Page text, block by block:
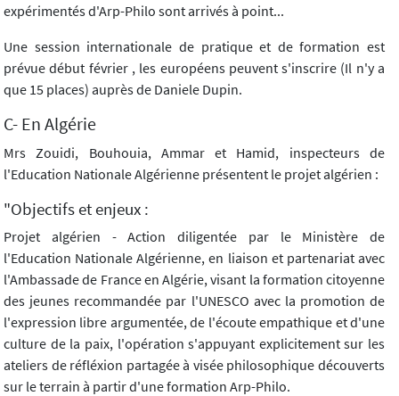
expérimentés d'Arp-Philo sont arrivés à point...
Une session internationale de pratique et de formation est
prévue début février , les européens peuvent s'inscrire (Il n'y a
que 15 places) auprès de Daniele Dupin.
C- En Algérie
Mrs Zouidi, Bouhouia, Ammar et Hamid, inspecteurs de
l'Education Nationale Algérienne présentent le projet algérien :
"Objectifs et enjeux :
Projet algérien - Action diligentée par le Ministère de
l'Education Nationale Algérienne, en liaison et partenariat avec
l'Ambassade de France en Algérie, visant la formation citoyenne
des jeunes recommandée par l'UNESCO avec la promotion de
l'expression libre argumentée, de l'écoute empathique et d'une
culture de la paix, l'opération s'appuyant explicitement sur les
ateliers de réfléxion partagée à visée philosophique découverts
sur le terrain à partir d'une formation Arp-Philo.